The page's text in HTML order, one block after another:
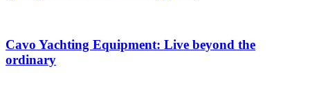
Cavo Yachting Equipment: Live beyond the
ordinary